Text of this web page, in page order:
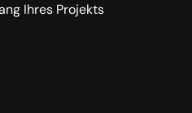
Ihres Projekts